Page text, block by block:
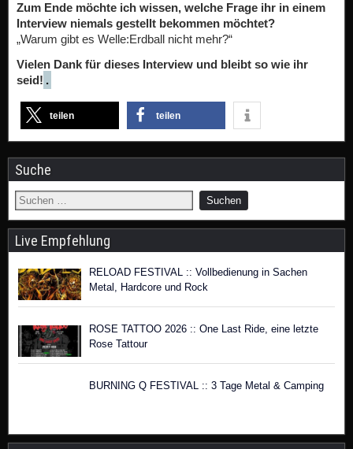
Zum Ende möchte ich wissen, welche Frage ihr in einem
Interview niemals gestellt bekommen möchtet?
„Warum gibt es Welle:Erdball nicht mehr?“
Vielen Dank für dieses Interview und bleibt so wie ihr
seid! .
teilen teilen
Suche
Live Empfehlung
RELOAD FESTIVAL :: Vollbedienung in Sachen
Metal, Hardcore und Rock
ROSE TATTOO 2026 :: One Last Ride, eine letzte
Rose Tattour
BURNING Q FESTIVAL :: 3 Tage Metal & Camping